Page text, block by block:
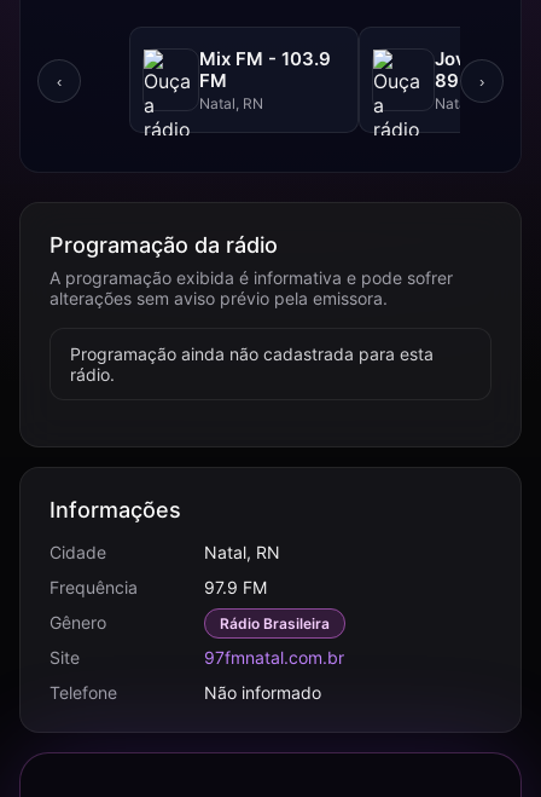
‹
Mix FM - 103.9
FM
Natal, RN
Jovem Pan
89.9 FM
Natal, RN
›
Programação da rádio
A programação exibida é informativa e pode sofrer
alterações sem aviso prévio pela emissora.
Programação ainda não cadastrada para esta
rádio.
Informações
Cidade
Natal, RN
Frequência
97.9 FM
Gênero
Rádio Brasileira
Site
97fmnatal.com.br
Telefone
Não informado